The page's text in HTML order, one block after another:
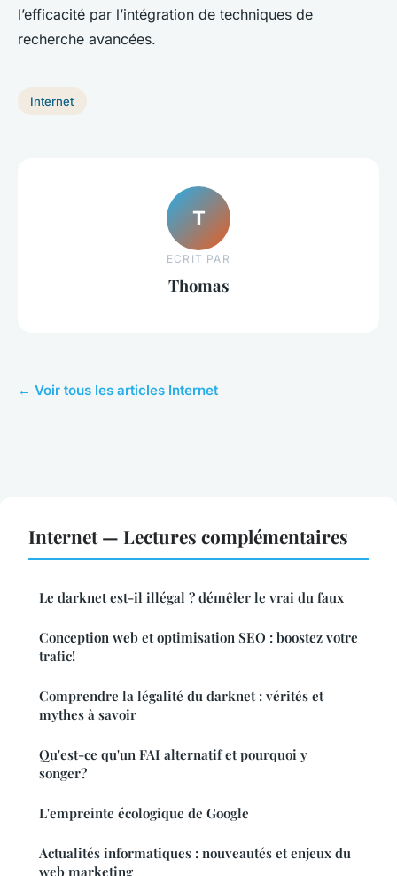
l’efficacité par l’intégration de techniques de
recherche avancées.
Internet
T
ECRIT PAR
Thomas
← Voir tous les articles Internet
Internet — Lectures complémentaires
Le darknet est-il illégal ? démêler le vrai du faux
Conception web et optimisation SEO : boostez votre
trafic!
Comprendre la légalité du darknet : vérités et
mythes à savoir
Qu'est-ce qu'un FAI alternatif et pourquoi y
songer?
L'empreinte écologique de Google
Actualités informatiques : nouveautés et enjeux du
web marketing